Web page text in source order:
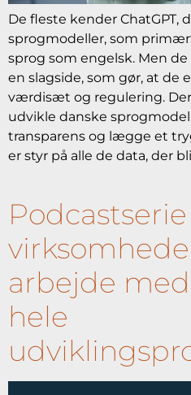
De fleste kender ChatGPT,
sprogmodeller, som
sprog som engelsk. Men
en slagside, som gør, at de
værdisæt og regulering.
udvikle danske
transparens og lægge et
er styr på alle de data, der
arbejde
hele